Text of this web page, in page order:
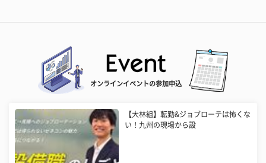
オンラインイベントの参加申込
【大林組】転勤&ジョブローテは怖くな
い！九州の現場から設